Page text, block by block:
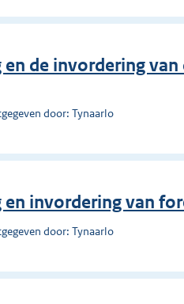
de invordering
door: Tynaarlo
invordering van
door: Tynaarlo